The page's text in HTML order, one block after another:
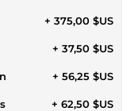
+ 375,00 $US
+ 37,50 $US
+ 56,25 $US
+ 62,50 $US